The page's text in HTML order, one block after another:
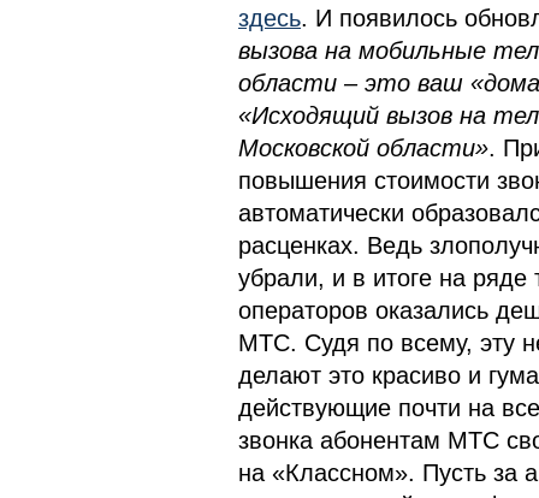
здесь. И появилось
вызова на мобильные
области – это ваш
«Исходящий вызов на
Московской области».
повышения стоимости
автоматически
расценках. Ведь
убрали, и в итоге на
операторов оказались
МТС. Судя по всему, эту
делают это красиво и
действующие почти на
звонка абонентам МТС
на «Классном». Пусть за